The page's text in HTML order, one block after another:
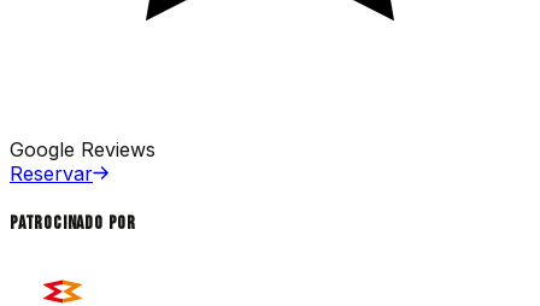
Google Reviews
Reservar
Patrocinado por